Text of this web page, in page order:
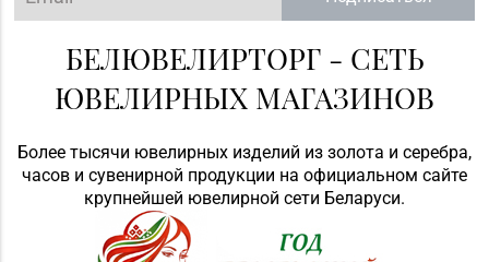
БЕЛЮВЕЛИРТОРГ - СЕТЬ
ЮВЕЛИРНЫХ МАГАЗИНОВ
Более тысячи ювелирных изделий из золота и серебра,
часов и сувенирной продукции на официальном сайте
крупнейшей ювелирной сети Беларуси.